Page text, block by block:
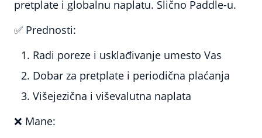
pretplate i globalnu naplatu. Slično Paddle-u.
✅ Prednosti:
Radi poreze i usklađivanje umesto Vas
Dobar za pretplate i periodična plaćanja
Višejezična i viševalutna naplata
❌ Mane: